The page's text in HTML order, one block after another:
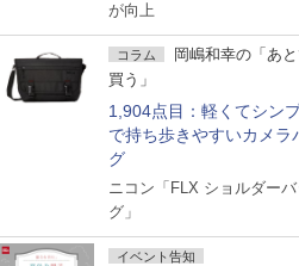
が向上
コラム
岡嶋和幸の「あ
買う」
1,904点目：軽くてシン
で持ち歩きやすいカメラ
グ
ニコン「FLX ショルダーバ
グ」
イベント告知